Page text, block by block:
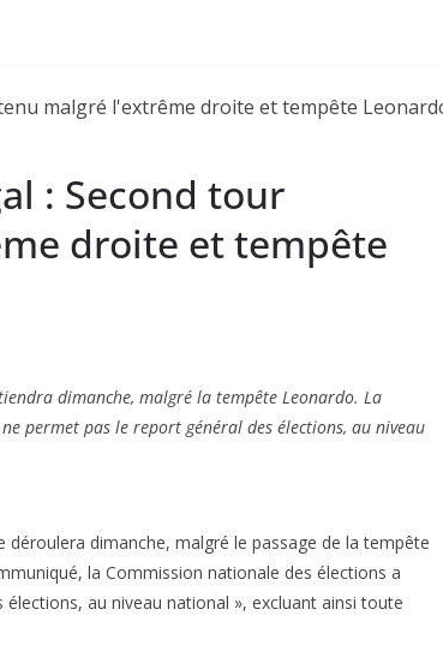
: Second tour
droite et tempête
dimanche, malgré la tempête Leonardo. La
permet pas le report général des élections, au niveau
déroulera dimanche, malgré le passage de la tempête
la Commission nationale des élections a
au niveau national », excluant ainsi toute